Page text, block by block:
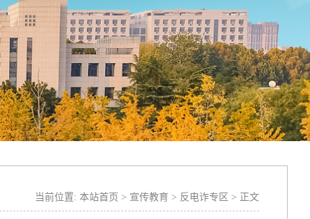
当前位置: 本站首页 > 宣传教育 > 反电诈专区 > 正文